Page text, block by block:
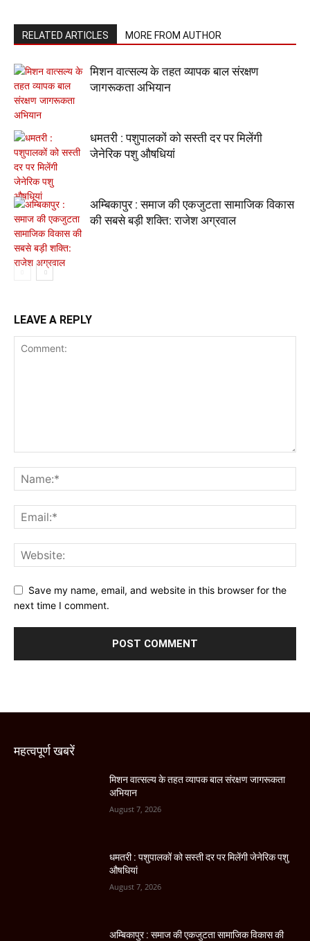
RELATED ARTICLES MORE FROM AUTHOR
मिशन वात्सल्य के तहत व्यापक बाल संरक्षण
जागरूकता अभियान
धमतरी : पशुपालकों को सस्ती दर पर मिलेंगी
जेनेरिक पशु औषधियां
अम्बिकापुर : समाज की एकजुटता सामाजिक विकास
की सबसे बड़ी शक्ति: राजेश अग्रवाल
LEAVE A REPLY
Save my name, email, and website in this browser for the
next time I comment.
महत्वपूर्ण खबरें
मिशन वात्सल्य के तहत व्यापक बाल संरक्षण जागरूकता
अभियान
August 7, 2026
धमतरी : पशुपालकों को सस्ती दर पर मिलेंगी जेनेरिक पशु
औषधियां
August 7, 2026
अम्बिकापुर : समाज की एकजुटता सामाजिक विकास की